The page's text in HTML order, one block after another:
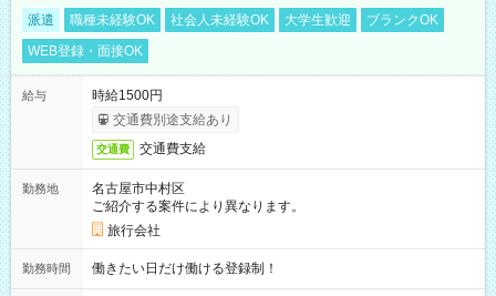
派遣 職種未経験OK 社会人未経験OK 大学生歓迎
ブランクOK
WEB登録・面接OK
給与
時給1500円
交通費別途支給あり
交通費 交通費支給
勤務地
名古屋市中村区
ご紹介する案件により異なります。
旅行会社
勤務時間 働きたい日だけ働ける登録制！